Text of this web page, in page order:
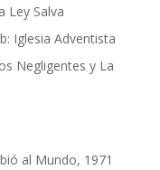
Ley Salva
Iglesia Adventista
Negligentes y La
al Mundo, 1971